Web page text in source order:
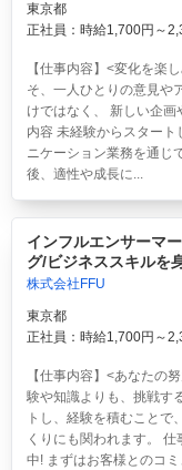
東京都
正社員：時給1,700円～
【仕事内容】<変化を楽
そ、一人ひとりの意見や
けではなく、 新しい企
内容 未経験からスター
ニケーション業務を通じ
後、適性や成長に...
インフルエンサーマ
グ/ビジネススキルを
株式会社FFU
東京都
正社員：時給1,700円～
【仕事内容】<あなたの
験や知識よりも、挑戦す
トし、経験を積むことで
くりにも関われます。
中! まずはお客様とのコ